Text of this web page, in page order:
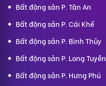
Bất động sản P. Tân An
Bất động sản P. Cái Khế
Bất động sản P. Bình Thủy
Bất động sản P. Long Tuyền
Bất động sản P. Hưng Phú